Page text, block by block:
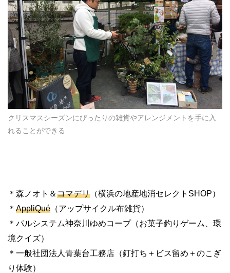
クリスマスシーズンにぴったりの雑貨やアレンジメントを手に入
れることができる
＊森ノオト＆コマデリ （横浜の地産地消セレクトSHOP）
＊ AppliQué （アップサイクル布雑貨）
＊パルシステム神奈川ゆめコープ（お菓子釣りゲーム、環
境クイズ）
＊一般社団法人青葉台工務店（釘打ち＋ビス留め＋のこぎ
り体験）